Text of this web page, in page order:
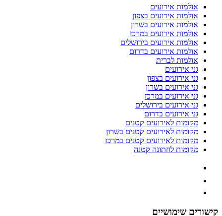
אולמות אירועים
אולמות אירועים בצפון
אולמות אירועים בשרון
אולמות אירועים במרכז
אולמות אירועים בירושלים
אולמות אירועים בדרום
אולמות לברית
גני אירועים
גני אירועים בצפון
גני אירועים בשרון
גני אירועים במרכז
גני אירועים בירושלים
גני אירועים בדרום
מקומות לאירועים קטנים
מקומות לאירועים קטנים בשרון
מקומות לאירועים קטנים במרכז
מקומות לחתונה קטנה
קישורים שימושיים